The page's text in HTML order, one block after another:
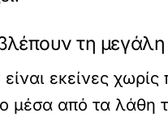
τη μεγάλη
εκείνες
μέσα από τα λάθη